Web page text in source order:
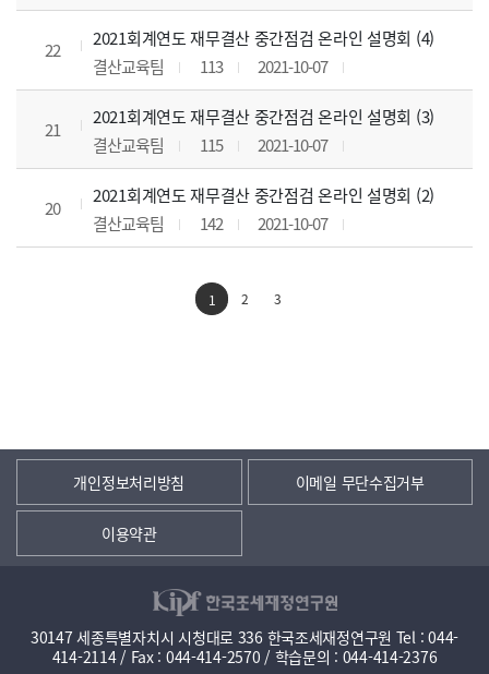
22
2021회계연도 재무결산 중간점검 온라인 설명회 (4)
결산교육팀
113 2021-10-07
21
2021회계연도 재무결산 중간점검 온라인 설명회 (3)
결산교육팀
115 2021-10-07
20
2021회계연도 재무결산 중간점검 온라인 설명회 (2)
결산교육팀
142 2021-10-07
1 2 3
개인정보처리방침 이메일 무단수집거부
이용약관
30147 세종특별자치시 시청대로 336 한국조세재정연구원 Tel : 044-
414-2114 / Fax : 044-414-2570 / 학습문의 : 044-414-2376